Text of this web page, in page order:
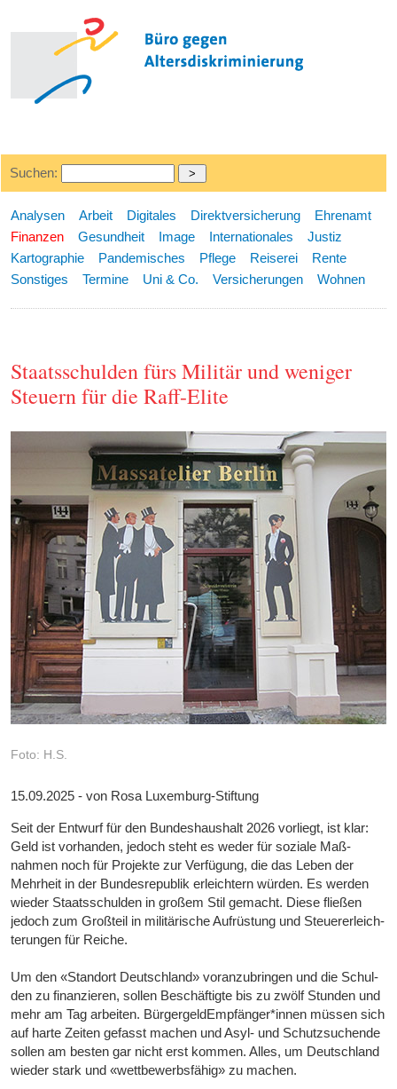
Suchen:
Analysen Arbeit Digitales Direktversicherung
Ehrenamt
Finanzen
Gesundheit Image Internationales
Justiz
Kartographie
Pandemisches Pflege Reiserei
Rente
Sonstiges
Termine Uni & Co. Versicherungen Wohnen
Staatsschulden fürs Militär und weniger
Steuern für die Raff-Elite
Foto: H.S.
15.09.2025 - von Rosa Luxemburg-Stiftung
Seit der Entwurf für den Bundeshaushalt 2026 vorliegt, ist klar:
Geld ist vor­handen, je­doch steht es weder für soziale Maß­
nahmen noch für Pro­jek­te zur Ver­fügung, die das Leben der
Mehr­heit in der Bun­des­re­pu­blik er­leich­tern würden. Es wer­den
wie­der Staats­schul­den in großem Stil ge­macht. Diese fließen
jedoch zum Groß­teil in mi­li­tärische Auf­rüs­tung und Steuer­er­leich­
terungen für Reiche.
Um den «Standort Deutschland» voran­zu­bringen und die Schul­
den zu fi­nan­zieren, sol­len Be­schäf­tigte bis zu zwölf Stun­den und
mehr am Tag ar­bei­ten. Bür­ger­geld­Empfänger*­innen müs­sen sich
auf harte Zei­ten gefasst machen und Asyl- und Schutz­suchende
sol­len am bes­ten gar nicht erst kom­men. Alles, um Deutsch­land
wieder stark und «wett­be­werbs­fähig» zu machen.